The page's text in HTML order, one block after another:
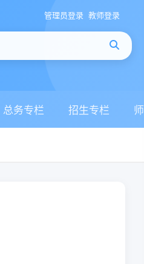
管理员登录 教师登录
总务专栏 招生专栏